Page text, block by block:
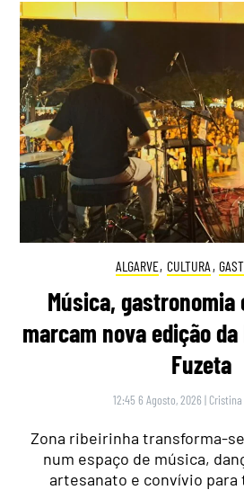
ALGARVE, CULTURA ,
Música,
marcam nova edição da
Fuzeta
12:45 6 Agosto, 2026 |
Zona ribeirinha transforma-
num espaço de música,
artesanato e convívio para